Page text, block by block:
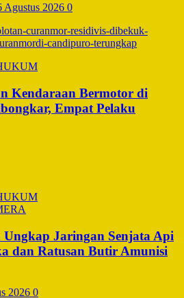
Agustus 2026 0
Kendaraan Bermotor di
Empat Pelaku
Jaringan Senjata Api
dan Ratusan Butir Amunisi
2026 0